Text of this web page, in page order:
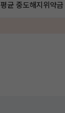
평균 중도해지위약금